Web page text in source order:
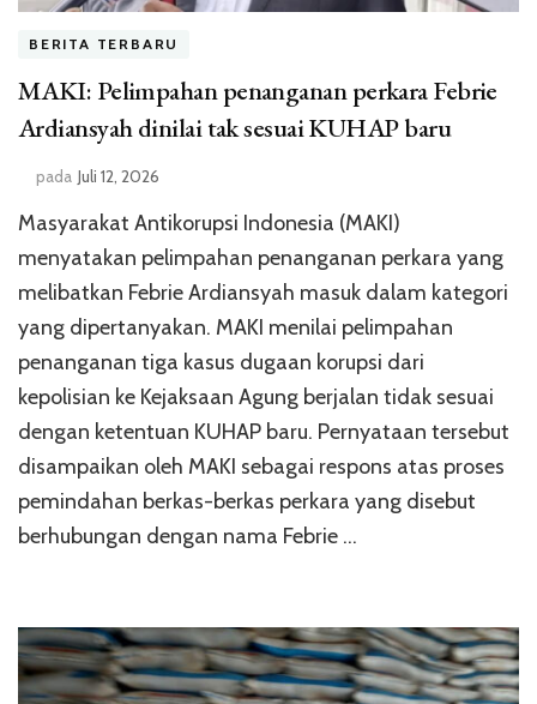
BERITA TERBARU
MAKI: Pelimpahan penanganan perkara Febrie
Ardiansyah dinilai tak sesuai KUHAP baru
pada Juli 12, 2026
Masyarakat Antikorupsi Indonesia (MAKI)
menyatakan pelimpahan penanganan perkara yang
melibatkan Febrie Ardiansyah masuk dalam kategori
yang dipertanyakan. MAKI menilai pelimpahan
penanganan tiga kasus dugaan korupsi dari
kepolisian ke Kejaksaan Agung berjalan tidak sesuai
dengan ketentuan KUHAP baru. Pernyataan tersebut
disampaikan oleh MAKI sebagai respons atas proses
pemindahan berkas-berkas perkara yang disebut
berhubungan dengan nama Febrie …